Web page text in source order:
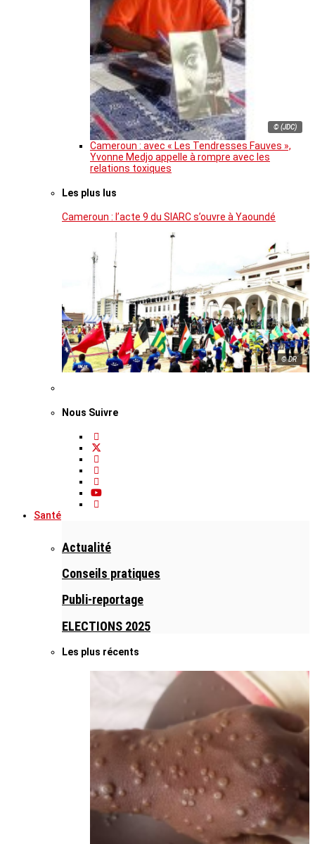
© (JDC)
Cameroun : avec « Les Tendresses Fauves »,
Yvonne Medjo appelle à rompre avec les
relations toxiques
Les plus lus
Cameroun : l’acte 9 du SIARC s’ouvre à Yaoundé
© DR
Nous Suivre
Santé
Actualité
Conseils pratiques
Publi-reportage
ELECTIONS 2025
Les plus récents